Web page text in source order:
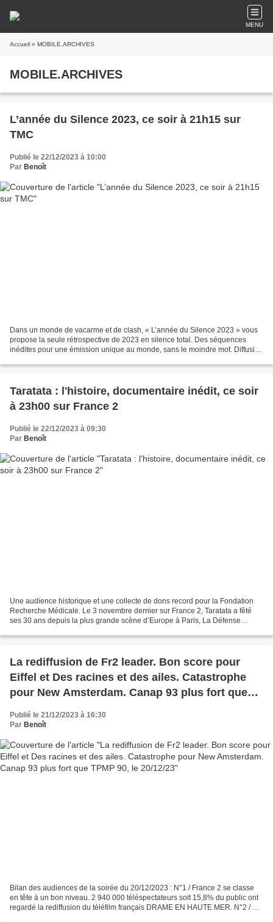
MENU
Accueil » MOBILE.ARCHIVES
MOBILE.ARCHIVES
L’année du Silence 2023, ce soir à 21h15 sur
TMC
Publié le 22/12/2023 à 10:00
Par Benoît
Dans un monde de vacarme et de clash, « L’année du Silence 2023 » vous
propose la seule rétrospective de 2023 en silence total. Des séquences
inédites pour une émission unique au monde, sans le moindre mot. Diffusion
Taratata : l'histoire, documentaire inédit, ce soir
à 23h00 sur France 2
Publié le 22/12/2023 à 09:30
Par Benoît
Une audience historique et une collecte de dons record pour la Fondation
Recherche Médicale. Le 3 novembre dernier sur France 2, Taratata a fêté
ses 30 ans depuis la plus grande scène d’Europe à Paris, La Défense
La rediffusion de Fr2 leader. Bon score pour
Eiffel et Des racines et des ailes. Catastrophe
pour New Amsterdam. Canap 93 plus fort que
TPMP 90, le 20/12/23
Publié le 21/12/2023 à 16:30
Par Benoît
Bilan des audiences de la soirée du 20/12/2023 : N°1 / France 2 se classe
en tête à un bon niveau. 2 940 000 téléspectateurs soit 15,8% du public ont
regardé la rediffusion du téléfilm français DRAME EN HAUTE MER. N°2 / M6